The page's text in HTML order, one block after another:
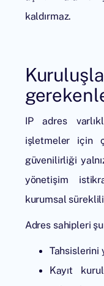
kaldırmaz.
IP adres
işletmeler için
güvenilirliği
yönetişim
kurumsal
Adres sahipleri
Tahsislerini
Kayıt